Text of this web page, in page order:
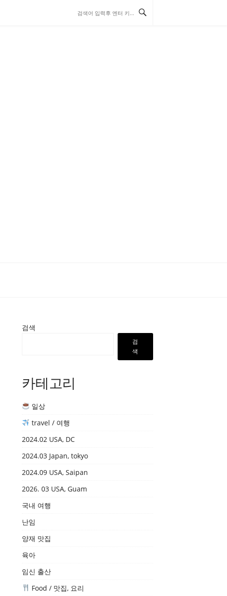
검색
검
색
카테고리
일상
travel / 여행
2024.02 USA, DC
2024.03 Japan, tokyo
2024.09 USA, Saipan
2026. 03 USA, Guam
국내 여행
난임
양재 맛집
육아
임신 출산
Food / 맛집, 요리